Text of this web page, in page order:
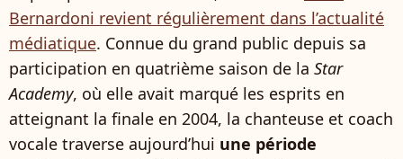
Bernardoni revient régulièrement dans l’actualité
médiatique. Connue du grand public depuis sa
participation en quatrième saison de la Star
Academy, où elle avait marqué les esprits en
atteignant la finale en 2004, la chanteuse et coach
vocale traverse aujourd’hui une période